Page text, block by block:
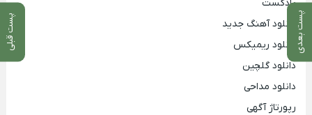
پست بعدی پست قبلی
پادکست
دانلود آهنگ جدید
دانلود ریمیکس
دانلود گلچین
دانلود مداحی
رپورتاژ آگهی